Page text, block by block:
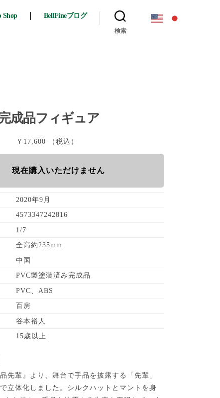
Shop BellFineブログ
検索
成品フィギュア
￥17,600 （税込）
現在購入いただけません
2020年9月
4573347242816
1/7
全高約235mm
中国
PVC製塗装済み完成品
PVC、ABS
百房
谷本裕人
15歳以上
先輩』より、舞台で手品を披露する「先輩」
立体化しました。シルクハットとマントを身